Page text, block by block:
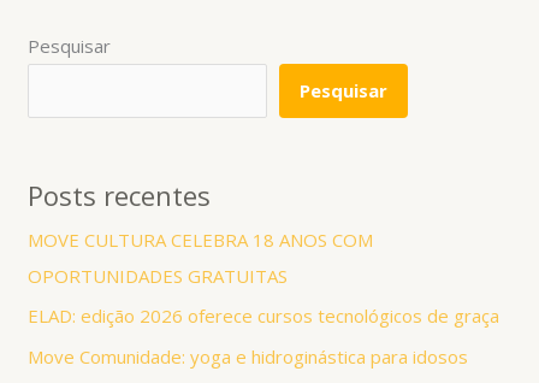
Pesquisar
Pesquisar
Posts recentes
MOVE CULTURA CELEBRA 18 ANOS COM
OPORTUNIDADES GRATUITAS
ELAD: edição 2026 oferece cursos tecnológicos de graça
Move Comunidade: yoga e hidroginástica para idosos